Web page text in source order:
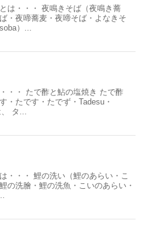
は・・・ 夜鳴きそば（夜鳴き蕎
・夜啼蕎麦・夜啼そば・よなきそ
）...
・・ たで酢と鮎の塩焼き たで酢
・たです・たでず・Tadesu・
タ...
・・・ 鯉の洗い（鯉のあらい・こ
の洗膾・鯉の洗魚・こいのあらい・